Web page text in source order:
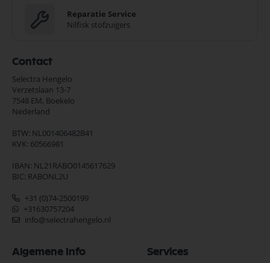
Reparatie Service
Nilfisk stofzuigers
Contact
Selectra Hengelo
Verzetslaan 13-7
7548 EM, Boekelo
Nederland
BTW: NL001406482B41
KVK: 60566981
IBAN: NL21RABO0145617629
BIC: RABONL2U
+31 (0)74-2500199
+31630757204
info@selectrahengelo.nl
Algemene Info Services